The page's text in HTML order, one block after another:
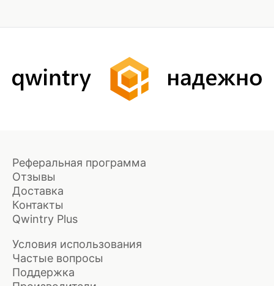
Реферальная программа
Отзывы
Доставка
Контакты
Qwintry Plus
Условия использования
Частые вопросы
Поддержка